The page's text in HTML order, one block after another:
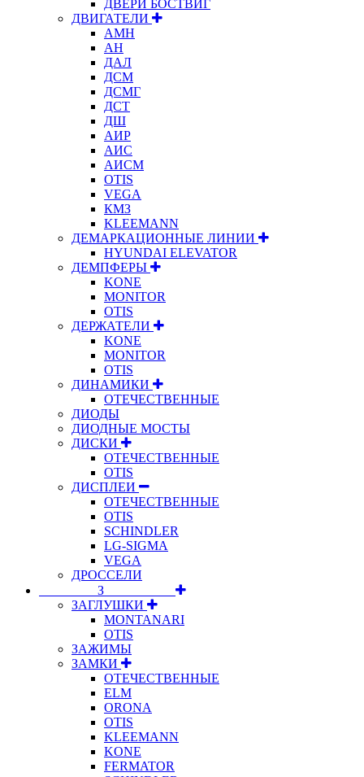
ДВЕРИ БОСТВИГ
ДВИГАТЕЛИ
АМН
АН
ДАЛ
ДСМ
ДСМГ
ДСТ
ДШ
АИР
АИС
АИСМ
OTIS
VEGA
КМЗ
KLEEMANN
ДЕМАРКАЦИОННЫЕ ЛИНИИ
HYUNDAI ELEVATOR
ДЕМПФЕРЫ
KONE
MONITOR
OTIS
ДЕРЖАТЕЛИ
KONE
MONITOR
OTIS
ДИНАМИКИ
ОТЕЧЕСТВЕННЫЕ
ДИОДЫ
ДИОДНЫЕ МОСТЫ
ДИСКИ
ОТЕЧЕСТВЕННЫЕ
OTIS
ДИСПЛЕИ
ОТЕЧЕСТВЕННЫЕ
OTIS
SCHINDLER
LG-SIGMA
VEGA
ДРОССЕЛИ
⠀⠀⠀⠀⠀⠀З⠀⠀⠀⠀⠀⠀⠀
ЗАГЛУШКИ
MONTANARI
OTIS
ЗАЖИМЫ
ЗАМКИ
ОТЕЧЕСТВЕННЫЕ
ELM
ORONA
OTIS
KLEEMANN
KONE
FERMATOR